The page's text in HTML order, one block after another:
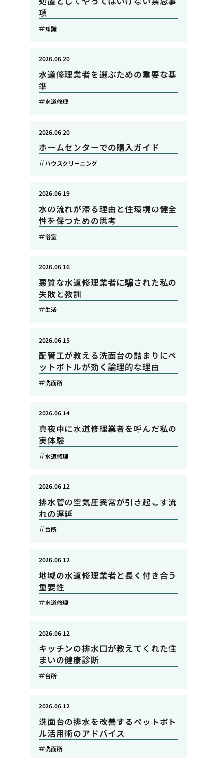
項
知識
水道修理業者を選ぶための重要な基
準
2026.06.20
水道修理
ホームセンターでの購入ガイド
2026.06.20
ハウスクリーニング
水の流れが滞る理由と住環境の健全
性を保つための思考
2026.06.19
浴室
悪質な水道修理業者に騙された私の
失敗と教訓
2026.06.16
生活
配管工が教える洗面台の詰まりにペ
ットボトルが効く論理的な理由
2026.06.15
洗面所
真夜中に水道修理業者を呼んだ私の
実体験
2026.06.14
水道修理
排水管の空気圧異常が引き起こす流
れの遅延
2026.06.12
台所
地域の水道修理業者と長く付き合う
重要性
2026.06.12
水道修理
キッチンの排水口が教えてくれた住
まいの健康診断
2026.06.12
台所
洗面台の排水を改善するペットボト
ル活用術のアドバイス
2026.06.12
洗面所